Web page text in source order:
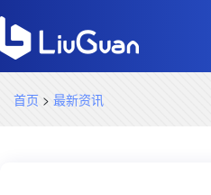
首页 > 最新资讯